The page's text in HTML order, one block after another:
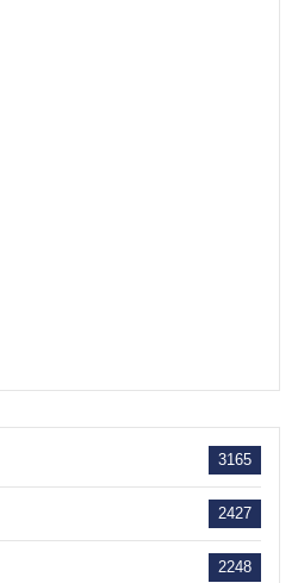
3165
2427
2248